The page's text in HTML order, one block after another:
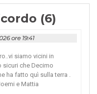
(6)
ore 19:41
siamo vicini in
sicuri che Decimo
ha fatto quì sulla terra .
e Mattia